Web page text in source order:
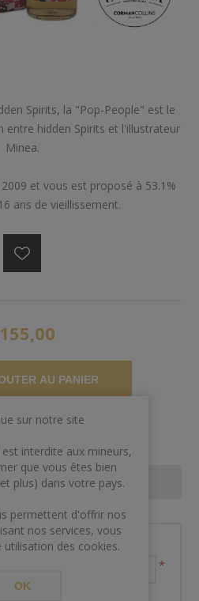
Spirits, la "Pop-People" est le
entre hidden Spirits et l'illustrateur
Minea.
et vous est proposé à 53.1%
ans de vieillissement.
AU PANIER
US
et prénom
*
sur notre site
interdite aux mineurs,
que vous êtes bien
plus) dans votre pays.
permettent d'offrir nos
nos services, vous
utilisation des cookies.
OK